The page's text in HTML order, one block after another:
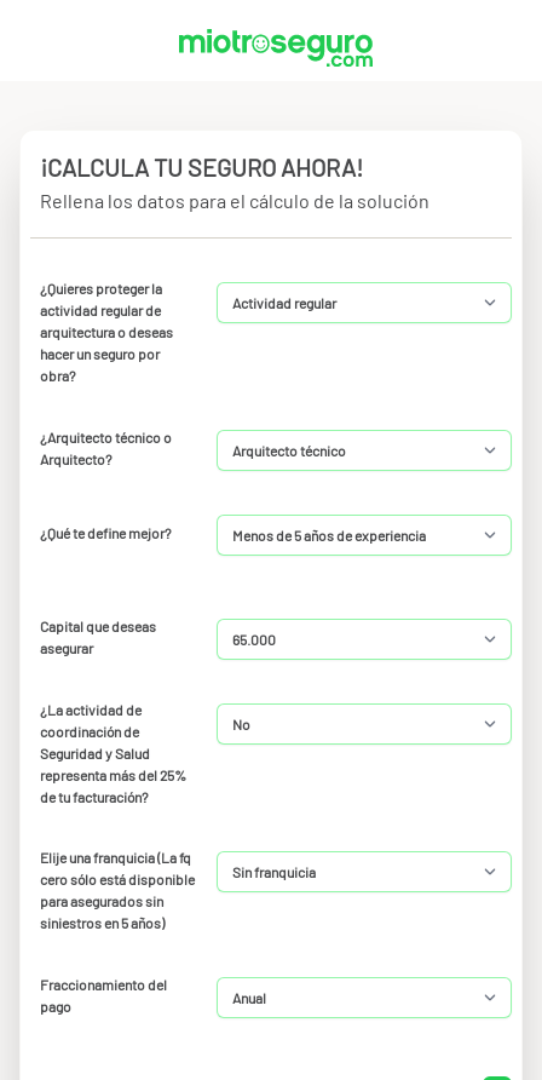
¡CALCULA TU SEGURO AHORA!
Rellena los datos para el cálculo de la solución
¿Quieres proteger la
actividad regular de
arquitectura o deseas
hacer un seguro por
obra?
¿Arquitecto técnico o
Arquitecto?
¿Qué te define mejor?
Capital que deseas
asegurar
¿La actividad de
coordinación de
Seguridad y Salud
representa más del 25%
de tu facturación?
Elije una franquicia (La fq
cero sólo está disponible
para asegurados sin
siniestros en 5 años)
Fraccionamiento del
pago